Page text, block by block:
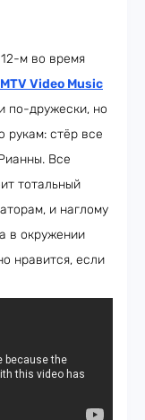
м во время
MTV Video Music
по-дружески, но
рукам: стёр все
Все
тотальный
и наглому
в окружении
нравится, если